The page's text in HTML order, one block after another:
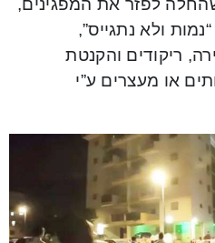
לפזר את המפגינים,
ולא נתגייס”,
ריקודים והקנטת
או מעצרים ע”י